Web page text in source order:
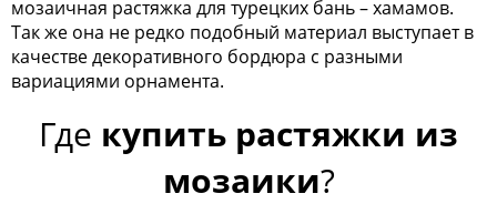
мозаичная растяжка для турецких бань – хамамов.
Так же она не редко подобный материал выступает в
качестве декоративного бордюра с разными
вариациями орнамента.
Где купить растяжки из
мозаики?